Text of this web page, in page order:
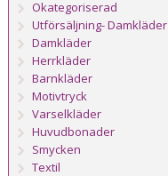
Okategoriserad
Utförsäljning- Damkläder
Damkläder
Herrkläder
Barnkläder
Motivtryck
Varselkläder
Huvudbonader
Smycken
Textil